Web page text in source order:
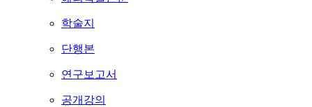
학술지
단행본
연구보고서
공개강의